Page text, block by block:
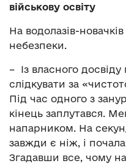
військову освіту
На водолазів-
небезпеки.
– Із власного
слідкувати за
Під час одного з
кінець заплутався.
напарником. На
завжди є ніж, і
Згадавши все, чому